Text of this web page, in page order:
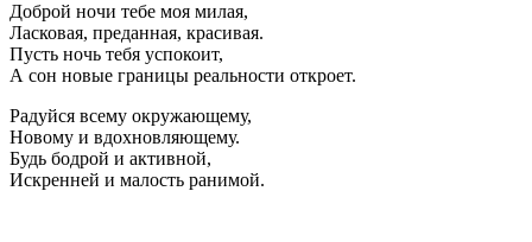
Доброй ночи тебе моя милая,
Ласковая, преданная, красивая.
Пусть ночь тебя успокоит,
А сон новые границы реальности откроет.
Радуйся всему окружающему,
Новому и вдохновляющему.
Будь бодрой и активной,
Искренней и малость ранимой.